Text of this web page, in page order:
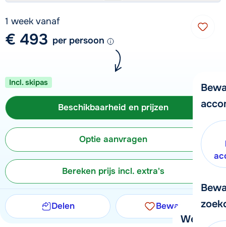
We
1 week vanaf
€ 493 per persoon
Incl. skipas
Beschikbaarheid en prijzen
Optie aanvragen
Bereken prijs incl. extra's
Delen Bewaren